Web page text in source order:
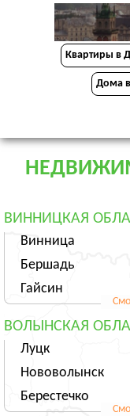
Квартиры в
Дома
ВИННИЦКАЯ
Винница
Бершадь
Гайсин
ВОЛЫНСКАЯ
Луцк
Нововолынск
Берестечко